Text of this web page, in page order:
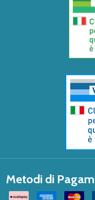
Metodi di